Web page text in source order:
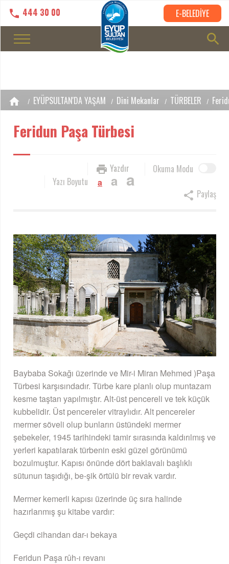
444 30 00 E-BELEDİYE
EYÜPSULTAN'DA YAŞAM Dini Mekanlar TÜRBELER
Feridun Paşa Türbesi
Okuma Modu
Yazdır
Yazı Boyutu
a a a
Paylaş
Baybaba Sokağı üzerinde ve Mir-i Miran Mehmed )Paşa
Türbesi karşısındadır. Türbe kare planlı olup muntazam
kesme taştan yapılmıştır. Alt-üst pencereli ve tek küçük
kubbelidir. Üst pencereler vitraylıdır. Alt pencereler
mermer söveli olup bunların üstündeki mermer
şebekeler, 1945 tarihindeki tamir sırasında kaldırılmış ve
yerleri kapatılarak türbenin eski güzel görünümü
bozulmuştur. Kapısı önünde dört baklavalı başlıklı
sütunun taşıdığı, be-şik örtülü bir revak vardır.
Mermer kemerli kapısı üzerinde üç sıra halinde
hazırlanmış şu kitabe vardır:
Geçdi cihandan dar-ı bekaya
Feridun Paşa rûh-ı revanı